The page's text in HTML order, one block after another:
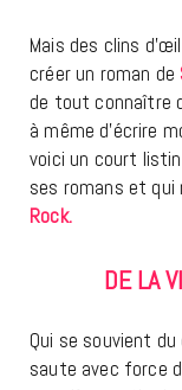
Mais des clins
créer un roman de
de tout connaître
à même d’écrire
voici un court
ses romans et
Rock.
DE LA
Qui se souvient
saute avec force